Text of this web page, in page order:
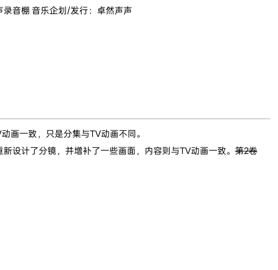
音棚 音乐企划/发行：卓然声声
画一致，只是分集与TV动画不同。
设计了分镜，并增补了一些画面，内容则与TV动画一致。第2卷